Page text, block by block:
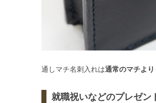
通しマチ名刺入れは通常のマチよ
就職祝いなどのプレゼン